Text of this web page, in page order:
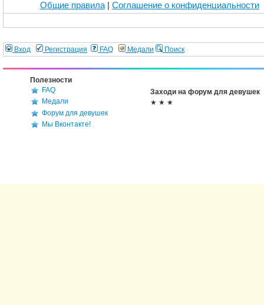
Общие правила
Соглашение о конфиденциальности
Вход Регистрация FAQ Медали Поиск
Полезности
FAQ
Медали
Форум для девушек
Мы Вконтакте!
Заходи на форум для девушек
★ ★ ★